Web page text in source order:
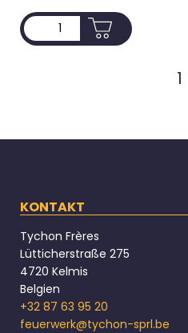
1
KONTAKT
Tychon Frères
Lütticherstraße 275
4720 Kelmis
Belgien
+32 87 63 95 20
feuerwerk@tychon-sprl.be